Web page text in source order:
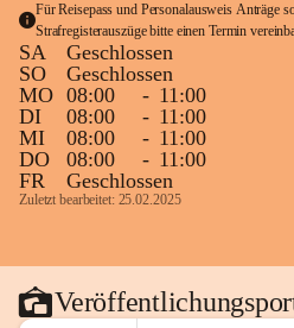
Für Reisepass und Personalausweis Anträge
Strafregisterauszüge bitte einen Termin
SA
Geschlossen
SO
Geschlossen
MO 08:00 - 11:00
DI
08:00 - 11:00
MI
08:00 - 11:00
DO
08:00 - 11:00
FR
Geschlossen
Zuletzt bearbeitet: 25.02.2025